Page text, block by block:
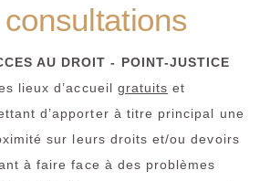
AU DROIT - POINT-JUSTICE
lieux d’accueil gratuits et
d’apporter à titre principal une
sur leurs droits et/ou devoirs
à faire face à des problèmes